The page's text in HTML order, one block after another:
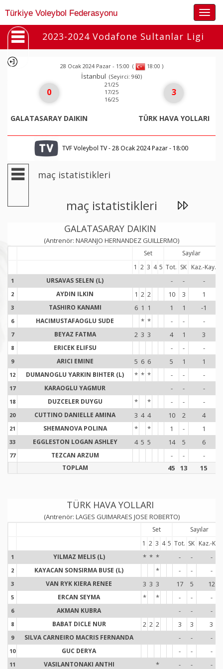
Türkiye Voleybol Federasyonu
2023-2024 Vodafone Sultanlar Ligi
28 Ocak 2024 Pazar - 15:00 ( 18:00 )
İstanbul (Seyirci: 960)
0
GALATASARAY DAIKIN
21/25
17/25
16/25
3
TÜRK HAVA YOLLARI
TVF Voleybol TV - 28 Ocak 2024 Pazar - 18:00
maç istatistikleri
maç istatistikleri
GALATASARAY DAIKIN
(Antrenör: NARANJO HERNANDEZ GUILLERMO)
Set
Sayılar
1 2 3 4 5 Tot. SK Kaz.-Kay.
1 URSAVAS SELEN (L) - - -
2 AYDIN ILKIN 1 2 2 10 3 1
3 TASHIRO KANAMI 6 1 1 1 1 -1
6 HACIMUSTAFAOGLU SUDE * * - - -
7 BEYAZ FATMA 2 3 3 4 1 3
8 ERICEK ELIFSU - - -
9 ARICI EMINE 5 6 6 5 1 1
12 DUMANOGLU YARKIN BIHTER (L) * * * - - -
17 KARAOGLU YAGMUR - - -
18 DUZCELER DUYGU * * - - -
20 CUTTINO DANIELLE AMINA 3 4 4 10 2 4
21 SHEMANOVA POLINA * * 1 - 1
33 EGGLESTON LOGAN ASHLEY 4 5 5 14 5 6
77 TEZCAN ARZUM - - -
TOPLAM 45 13 15
TÜRK HAVA YOLLARI
(Antrenör: LAGES GUIMARAES JOSE ROBERTO)
Set
Sayılar
1 2 3 4 5 Tot. SK Kaz.-Kay.
1 YILMAZ MELIS (L) * * * - - -
2 KAYACAN SONSIRMA BUSE (L) * - - -
3 VAN RYK KIERA RENEE 3 3 3 17 5 12
5 ERCAN SEYMA * * - - -
6 AKMAN KUBRA - - -
8 BABAT DICLE NUR 2 2 2 3 3 3
9 SILVA CARNEIRO MACRIS FERNANDA - - -
10 GUC DERYA - - -
11 VASILANTONAKI ANTHI * - - -